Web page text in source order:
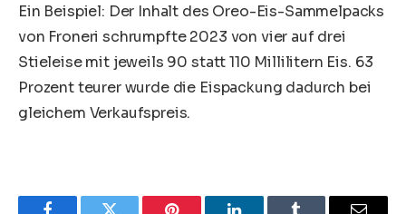
Ein Beispiel: Der Inhalt des Oreo-Eis-Sammelpacks
von Froneri schrumpfte 2023 von vier auf drei
Stieleise mit jeweils 90 statt 110 Millilitern Eis. 63
Prozent teurer wurde die Eispackung dadurch bei
gleichem Verkaufspreis.